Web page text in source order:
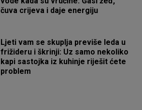
čuva crijeva i daje energiju
Ljeti vam se skuplja previše leda u
frižideru i škrinji: Uz samo nekoliko
kapi sastojka iz kuhinje riješit ćete
problem